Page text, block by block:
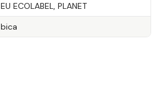
EU ECOLABEL, PLANET
bica